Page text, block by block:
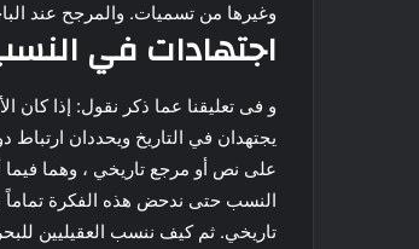
وغيرها من تسميات. والمرجح عند
اجتهادات في
و فى تعليقنا عما ذكر نقول: إذا
يجتهدان في التاريخ ويحددان ارتباط
على نص أو مرجع تاريخي ، وهما
النسب حتى ندحض هذه الفكرة تماماً
تاريخي. ثم كيف ننسب العقيليين